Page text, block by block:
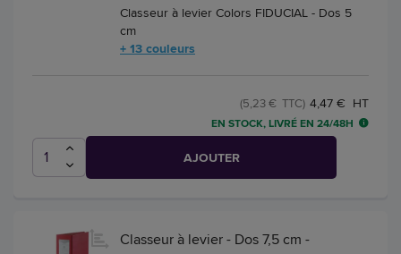
Classeur à levier Colors FIDUCIAL - Dos 5
cm
+ 13 couleurs
4,47 € HT
(5,23 € TTC)
EN STOCK, LIVRÉ EN 24/48H
AJOUTER
Classeur à levier - Dos 7,5 cm -